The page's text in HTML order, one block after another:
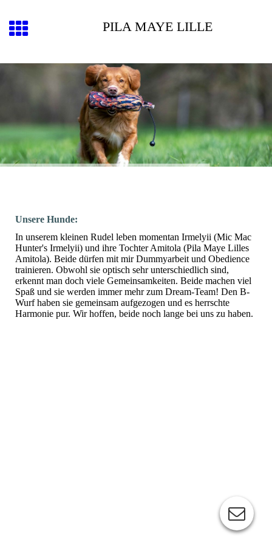
PILA MAYE LILLE
Unsere Hunde:
In unserem kleinen Rudel leben momentan Irmelyii (Mic Mac
Hunter's Irmelyii) und ihre Tochter Amitola (Pila Maye Lilles
Amitola). Beide dürfen mit mir Dummyarbeit und Obedience
trainieren. Obwohl sie optisch sehr unterschiedlich sind,
erkennt man doch viele Gemeinsamkeiten. Beide machen viel
Spaß und sie werden immer mehr zum Dream-Team! Den B-
Wurf haben sie gemeinsam aufgezogen und es herrschte
Harmonie pur. Wir hoffen, beide noch lange bei uns zu haben.